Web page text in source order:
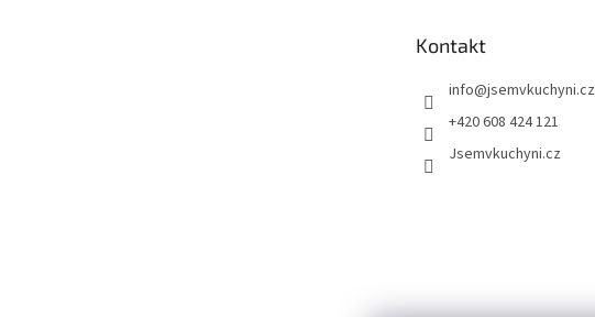
Kontakt
info@jsemvkuchyni.cz
+420 608 424 121
Jsemvkuchyni.cz